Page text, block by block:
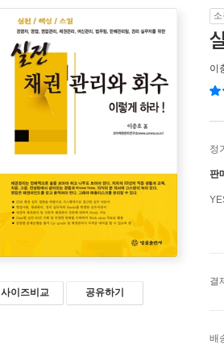
사이즈비교 공유하기
이
정
판
결
배